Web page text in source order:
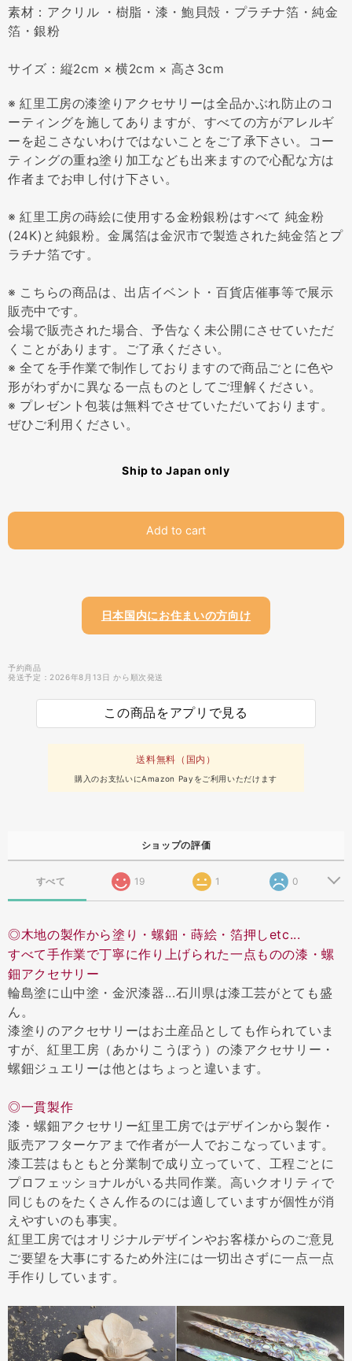
素材：アクリル ・樹脂・漆・鮑貝殻・プラチナ箔・純金
箔・銀粉
サイズ：縦2cm × 横2cm × 高さ3cm
※ 紅里工房の漆塗りアクセサリーは全品かぶれ防止のコ
ーティングを施してありますが、すべての方がアレルギ
ーを起こさないわけではないことをご了承下さい。コー
ティングの重ね塗り加工なども出来ますので心配な方は
作者までお申し付け下さい。
※ 紅里工房の蒔絵に使用する金粉銀粉はすべて 純金粉
(24K)と純銀粉。金属箔は金沢市で製造された純金箔とプ
ラチナ箔です。
※ こちらの商品は、出店イベント・百貨店催事等で展示
販売中です。
会場で販売された場合、予告なく未公開にさせていただ
くことがあります。ご了承ください。
※ 全てを手作業で制作しておりますので商品ごとに色や
形がわずかに異なる一点ものとしてご理解ください。
※ プレゼント包装は無料でさせていただいております。
ぜひご利用ください。
Ship to Japan only
Add to cart
日本国内にお住まいの方向け
予約商品
発送予定：2026年8月13日 から順次発送
この商品をアプリで見る
送料無料（国内）
購入のお支払いにAmazon Payをご利用いただけます
ショップの評価
すべて 19 1 0
◎木地の製作から塗り・螺鈿・蒔絵・箔押しetc...
すべて手作業で丁寧に作り上げられた一点ものの漆・螺
鈿アクセサリー
輪島塗に山中塗・金沢漆器...石川県は漆工芸がとても盛
ん。
漆塗りのアクセサリーはお土産品としても作られていま
すが、紅里工房（あかりこうぼう）の漆アクセサリー・
螺鈿ジュエリーは他とはちょっと違います。
◎一貫製作
漆・螺鈿アクセサリー紅里工房ではデザインから製作・
販売アフターケアまで作者が一人でおこなっています。
漆工芸はもともと分業制で成り立っていて、工程ごとに
プロフェッショナルがいる共同作業。高いクオリティで
同じものをたくさん作るのには適していますが個性が消
えやすいのも事実。
紅里工房ではオリジナルデザインやお客様からのご意見
ご要望を大事にするため外注には一切出さずに一点一点
手作りしています。